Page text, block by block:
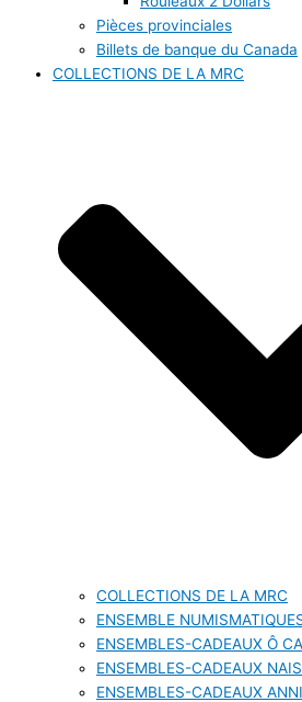
Pièces provinciales
Billets de banque du Canada
COLLECTIONS DE LA MRC
COLLECTIONS DE LA MRC
ENSEMBLE
ENSEMBLES-CADEAUX Ô
ENSEMBLES-CADEAUX
ENSEMBLES-CADEAUX